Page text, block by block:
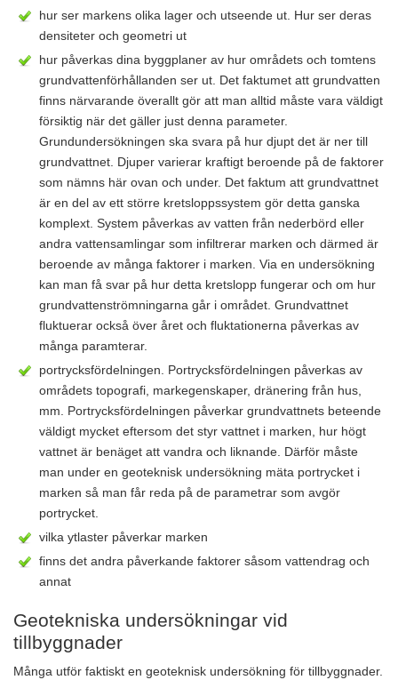
hur ser markens olika lager och utseende ut. Hur ser deras
densiteter och geometri ut
hur påverkas dina byggplaner av hur områdets och tomtens
grundvattenförhållanden ser ut. Det faktumet att grundvatten
finns närvarande överallt gör att man alltid måste vara väldigt
försiktig när det gäller just denna parameter.
Grundundersökningen ska svara på hur djupt det är ner till
grundvattnet. Djuper varierar kraftigt beroende på de faktorer
som nämns här ovan och under. Det faktum att grundvattnet
är en del av ett större kretsloppssystem gör detta ganska
komplext. System påverkas av vatten från nederbörd eller
andra vattensamlingar som infiltrerar marken och därmed är
beroende av många faktorer i marken. Via en undersökning
kan man få svar på hur detta kretslopp fungerar och om hur
grundvattenströmningarna går i området. Grundvattnet
fluktuerar också över året och fluktationerna påverkas av
många paramterar.
portrycksfördelningen. Portrycksfördelningen påverkas av
områdets topografi, markegenskaper, dränering från hus,
mm. Portrycksfördelningen påverkar grundvattnets beteende
väldigt mycket eftersom det styr vattnet i marken, hur högt
vattnet är benäget att vandra och liknande. Därför måste
man under en geoteknisk undersökning mäta portrycket i
marken så man får reda på de parametrar som avgör
portrycket.
vilka ytlaster påverkar marken
finns det andra påverkande faktorer såsom vattendrag och
annat
Geotekniska undersökningar vid
tillbyggnader
Många utför faktiskt en geoteknisk undersökning för tillbyggnader.